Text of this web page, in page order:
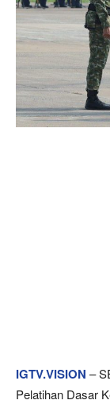
IGTV.VISION –
Pelatihan Dasar